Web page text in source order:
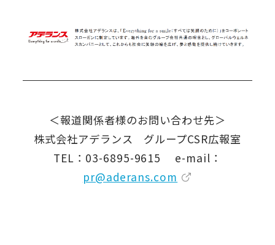
＜報道関係者様のお問い合わせ先＞
株式会社アデランス グループCSR広報室
TEL：03-6895-9615 e-mail：
pr@aderans.com